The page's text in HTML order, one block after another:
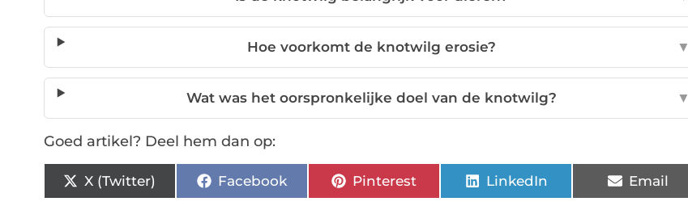
Hoe voorkomt de knotwilg erosie? ▼
Wat was het oorspronkelijke doel van de knotwilg? ▼
Goed artikel? Deel hem dan op:
X (Twitter) Facebook Pinterest LinkedIn Email